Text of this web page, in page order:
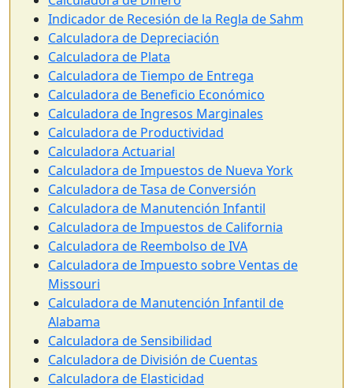
Indicador de Recesión de la Regla de Sahm
Calculadora de Depreciación
Calculadora de Plata
Calculadora de Tiempo de Entrega
Calculadora de Beneficio Económico
Calculadora de Ingresos Marginales
Calculadora de Productividad
Calculadora Actuarial
Calculadora de Impuestos de Nueva York
Calculadora de Tasa de Conversión
Calculadora de Manutención Infantil
Calculadora de Impuestos de California
Calculadora de Reembolso de IVA
Calculadora de Impuesto sobre Ventas de
Missouri
Calculadora de Manutención Infantil de
Alabama
Calculadora de Sensibilidad
Calculadora de División de Cuentas
Calculadora de Elasticidad